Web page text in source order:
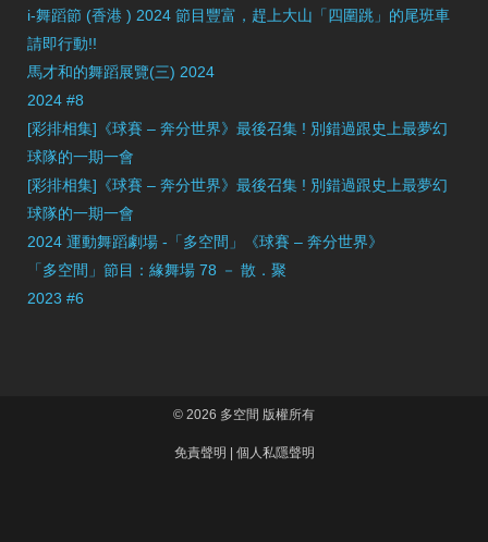
i-舞蹈節 (香港 ) 2024 節目豐富，趕上大山「四圍跳」的尾班車
請即行動!!
馬才和的舞蹈展覽(三) 2024
2024 #8
[彩排相集]《球賽 – 奔分世界》最後召集 ! 別錯過跟史上最夢幻
球隊的一期一會
[彩排相集]《球賽 – 奔分世界》最後召集 ! 別錯過跟史上最夢幻
球隊的一期一會
2024 運動舞蹈劇場 -「多空間」《球賽 – 奔分世界》
「多空間」節目：緣舞場 78 － 散．聚
2023 #6
© 2026 多空間 版權所有
免責聲明 | 個人私隱聲明